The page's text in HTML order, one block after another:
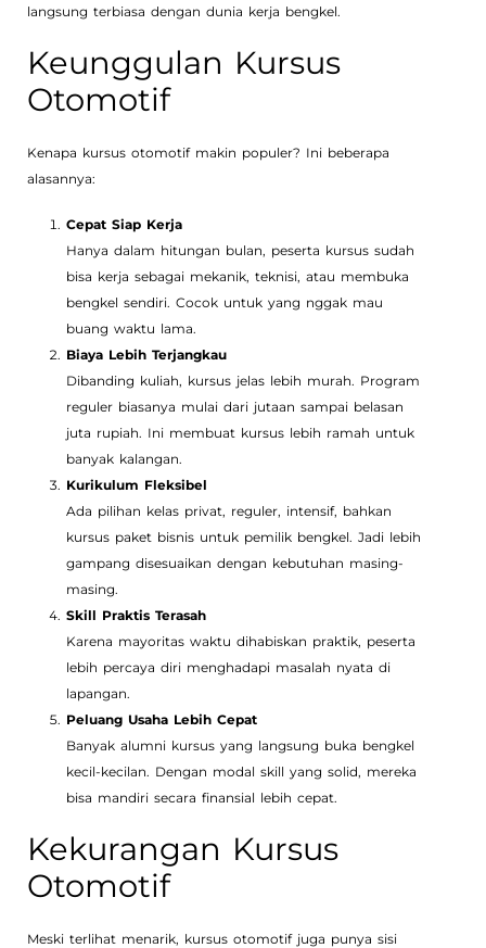
langsung terbiasa dengan dunia kerja bengkel.
Keunggulan Kursus
Otomotif
Kenapa kursus otomotif makin populer? Ini beberapa
alasannya:
Cepat Siap Kerja
Hanya dalam hitungan bulan, peserta kursus sudah
bisa kerja sebagai mekanik, teknisi, atau membuka
bengkel sendiri. Cocok untuk yang nggak mau
buang waktu lama.
Biaya Lebih Terjangkau
Dibanding kuliah, kursus jelas lebih murah. Program
reguler biasanya mulai dari jutaan sampai belasan
juta rupiah. Ini membuat kursus lebih ramah untuk
banyak kalangan.
Kurikulum Fleksibel
Ada pilihan kelas privat, reguler, intensif, bahkan
kursus paket bisnis untuk pemilik bengkel. Jadi lebih
gampang disesuaikan dengan kebutuhan masing-
masing.
Skill Praktis Terasah
Karena mayoritas waktu dihabiskan praktik, peserta
lebih percaya diri menghadapi masalah nyata di
lapangan.
Peluang Usaha Lebih Cepat
Banyak alumni kursus yang langsung buka bengkel
kecil-kecilan. Dengan modal skill yang solid, mereka
bisa mandiri secara finansial lebih cepat.
Kekurangan Kursus
Otomotif
Meski terlihat menarik, kursus otomotif juga punya sisi